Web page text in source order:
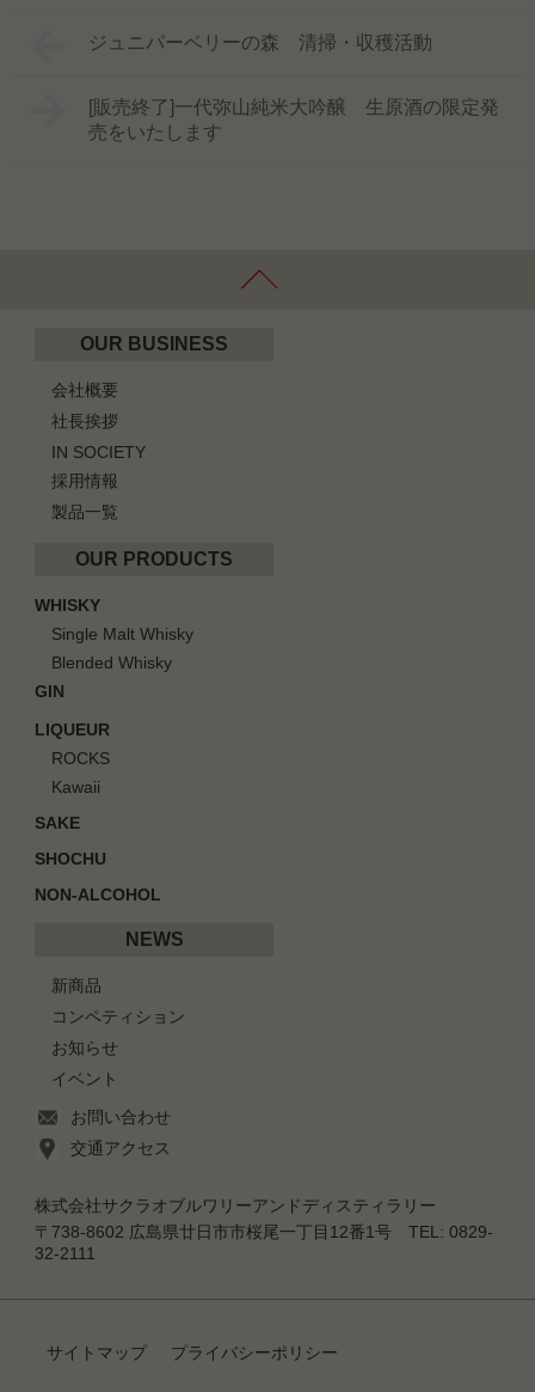
ジュニパーベリーの森 清掃・収穫活動
[販売終了]一代弥山純米大吟醸 生原酒の限定発
売をいたします
OUR BUSINESS
会社概要
社長挨拶
IN SOCIETY
採用情報
製品一覧
OUR PRODUCTS
WHISKY
Single Malt Whisky
Blended Whisky
GIN
LIQUEUR
ROCKS
Kawaii
SAKE
SHOCHU
NON-ALCOHOL
NEWS
新商品
コンペティション
お知らせ
イベント
お問い合わせ
交通アクセス
株式会社サクラオブルワリーアンドディスティラリー
〒738-8602 広島県廿日市市桜尾一丁目12番1号 TEL: 0829-
32-2111
サイトマップ プライバシーポリシー